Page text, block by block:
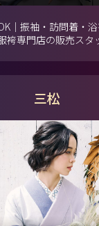
｜振袖・訪問着・
袴専門店の販売スタ
三松